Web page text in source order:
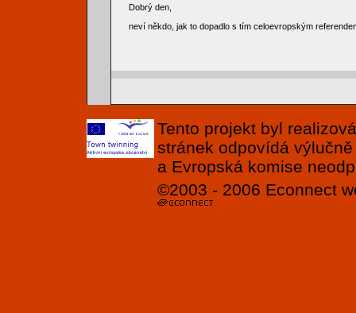
Dobrý den,
neví někdo, jak to dopadlo s tím celoevropským
Tento projekt byl
stránek odpovídá
a Evropská komise
©2003 - 2006 Econnect